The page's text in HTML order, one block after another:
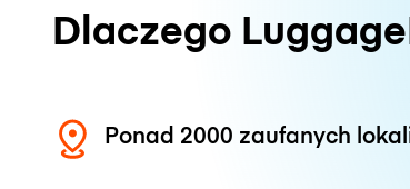
Dlaczego
Ponad 2000 zaufanych